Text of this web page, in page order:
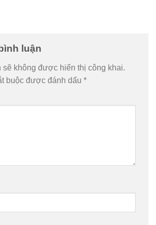
luận
sẽ không được hiển thị công khai.
buộc được đánh dấu *